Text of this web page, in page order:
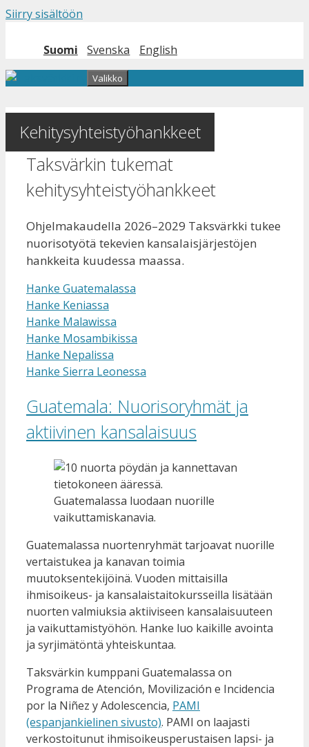
Siirry sisältöön
Suomi Svenska English
Valikko
Kehitysyhteistyöhankkeet
Taksvärkin tukemat
kehitysyhteistyöhankkeet
Ohjelmakaudella 2026–2029 Taksvärkki tukee
nuorisotyötä tekevien kansalaisjärjestöjen
hankkeita kuudessa maassa.
Hanke Guatemalassa
Hanke Keniassa
Hanke Malawissa
Hanke Mosambikissa
Hanke Nepalissa
Hanke Sierra Leonessa
Guatemala: Nuorisoryhmät ja
aktiivinen kansalaisuus
Guatemalassa luodaan nuorille
vaikuttamiskanavia.
Guatemalassa nuortenryhmät tarjoavat nuorille
vertaistukea ja kanavan toimia
muutoksentekijöinä. Vuoden mittaisilla
ihmisoikeus- ja kansalaistaitokursseilla lisätään
nuorten valmiuksia aktiiviseen kansalaisuuteen
ja vaikuttamistyöhön. Hanke luo kaikille avointa
ja syrjimätöntä yhteiskuntaa.
Taksvärkin kumppani Guatemalassa on
Programa de Atención, Movilización e Incidencia
por la Niñez y Adolescencia, PAMI
(espanjankielinen sivusto). PAMI on laajasti
verkostoitunut ihmisoikeusperustaisen lapsi- ja